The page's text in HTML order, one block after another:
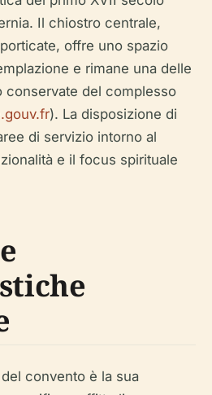
Il chiostro centrale,
offre uno spazio
e rimane una delle
conservate del complesso
). La disposizione di
di servizio intorno al
e il focus spirituale
convento è la sua